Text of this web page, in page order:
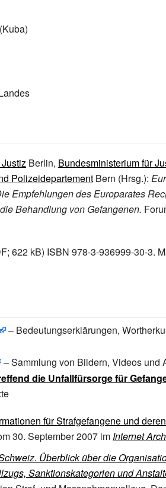
(Kuba)
Berlin, Bundesministerium für
Polizeidepartement Bern (Hrsg.):
Empfehlungen des Europarates
Behandlung von Gefangenen.
622 kB) ISBN 978-3-936999-30-3.
– Bedeutungserklärungen,
– Sammlung von Bildern, Videos und
die Unfallfürsorge für
für Strafgefangene und
30. September 2007 imInternet
Überblick über die
Sanktionskategorien und